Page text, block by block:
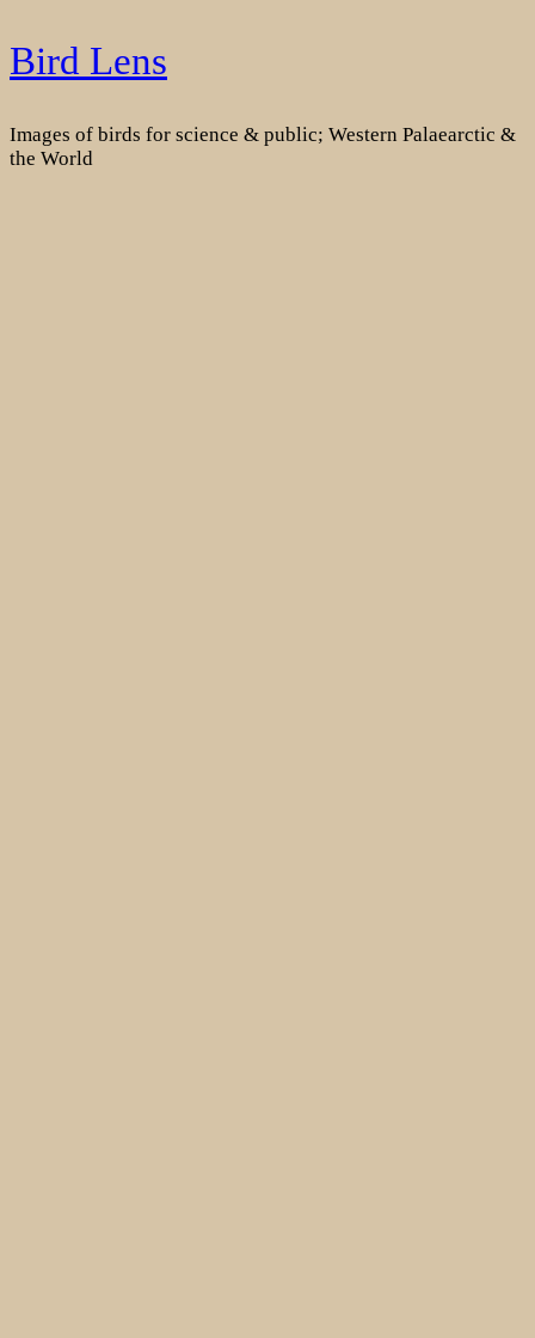
Skip
to
Bird Lens
Images of birds for science & public; Western Palaearctic &
the World